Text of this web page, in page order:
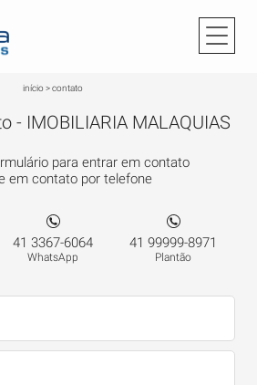
início>contato
- IMOBILIARIA MALAQUIAS
para entrar em contato
em contato por telefone
41 3367-6064
WhatsApp
41 99999-8971
Plantão